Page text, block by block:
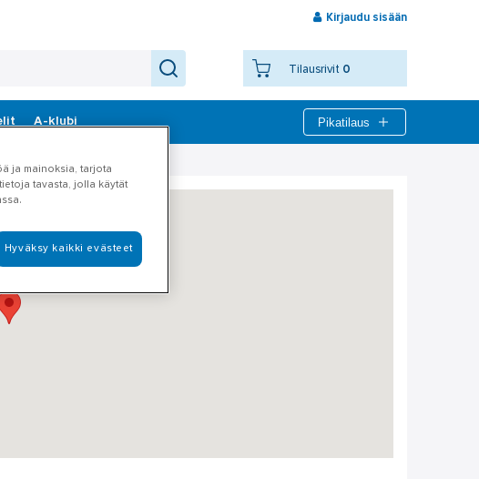
Kirjaudu sisään
Tilausrivit 0
A-klubi Pikatilaus
ja mainoksia, tarjota
tavasta, jolla käytät
Hyväksy kaikki evästeet